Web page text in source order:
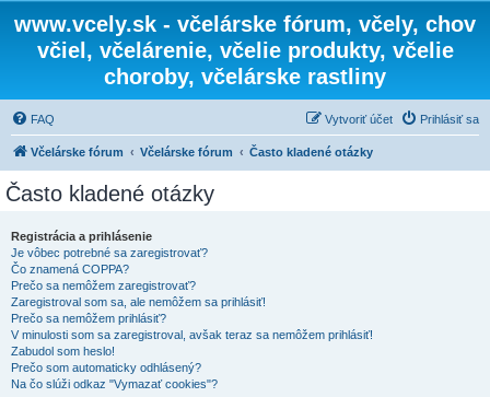
www.vcely.sk - včelárske fórum, včely, chov
včiel, včelárenie, včelie produkty, včelie
choroby, včelárske rastliny
FAQ Prihlásiť sa
Vytvoriť účet
Včelárske fórum Včelárske fórum Často kladené otázky
Často kladené otázky
Registrácia a prihlásenie
Je vôbec potrebné sa zaregistrovať?
Čo znamená COPPA?
Prečo sa nemôžem zaregistrovať?
Zaregistroval som sa, ale nemôžem sa prihlásiť!
Prečo sa nemôžem prihlásiť?
V minulosti som sa zaregistroval, avšak teraz sa nemôžem prihlásiť!
Zabudol som heslo!
Prečo som automaticky odhlásený?
Na čo slúži odkaz "Vymazať cookies"?